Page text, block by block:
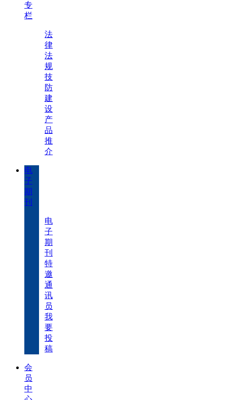
专
栏
法
律
法
规
技
防
建
设
产
品
推
介
电
子
期
刊
电
子
期
刊
特
邀
通
讯
员
我
要
投
稿
会
员
中